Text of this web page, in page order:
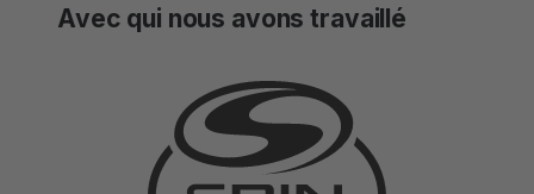
not currently doing so – it’s a win win!
Avec qui nous avons travaillé